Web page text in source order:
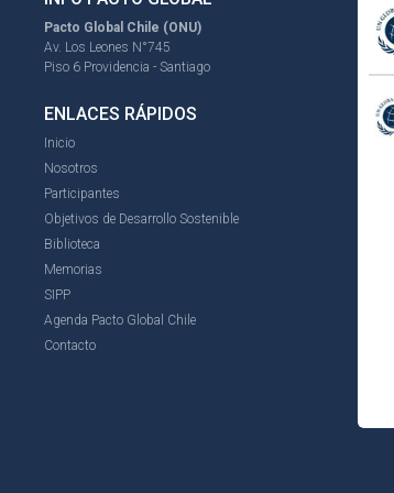
Pacto Global Chile (ONU)
Av. Los Leones N°745
Piso 6 Providencia - Santiago
ENLACES RÁPIDOS
Inicio
Nosotros
Participantes
Objetivos de Desarrollo Sostenible
Biblioteca
Memorias
SIPP
Agenda Pacto Global Chile
Contacto